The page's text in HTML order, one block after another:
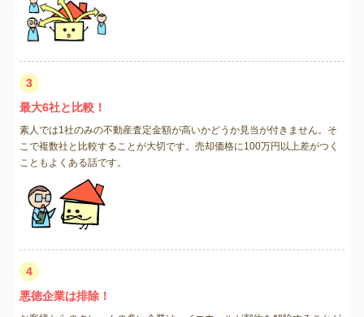
3
最大6社と比較！
素人では1社のみの不動産査定金額が高いかどうか見当が付きません。そ
こで複数社と比較することが大切です。売却価格に100万円以上差がつく
こともよくある話です。
4
悪徳企業は排除！